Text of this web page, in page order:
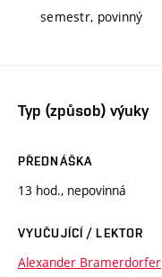
semestr, povinný
Typ (způsob) výuky
PŘEDNÁŠKA
13 hod., nepovinná
VYUČUJÍCÍ / LEKTOR
Alexander Bramerdorfer